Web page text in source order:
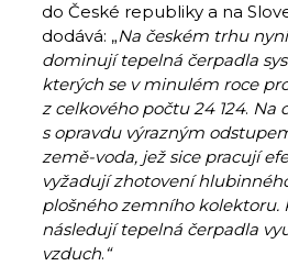
do České republiky a na
dodává: „Na českém trhu
dominují tepelná čerpadla
kterých se v minulém roce
z celkového počtu 24 124. Na
s opravdu výrazným
země-voda, jež sice pracují
vyžadují zhotovení
plošného zemního kolektoru.
následují tepelná čerpadla
vzduch. “